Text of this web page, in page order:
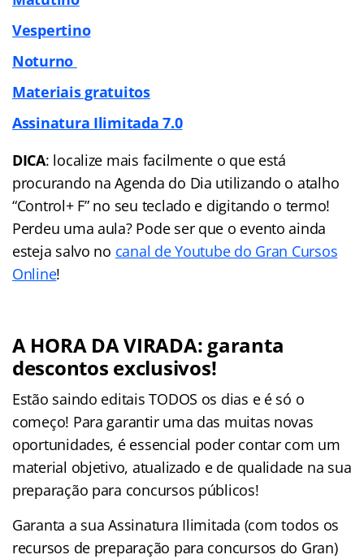
Vespertino
Noturno
Materiais gratuitos
Assinatura Ilimitada 7.0
DICA: localize mais facilmente o que está
procurando na Agenda do Dia utilizando o atalho
“Control+ F” no seu teclado e digitando o termo!
Perdeu uma aula? Pode ser que o evento ainda
esteja salvo no canal de Youtube do Gran Cursos
Online!
A HORA DA VIRADA: garanta
descontos exclusivos!
Estão saindo editais TODOS os dias e é só o
começo! Para garantir uma das muitas novas
oportunidades, é essencial poder contar com um
material objetivo, atualizado e de qualidade na sua
preparação para concursos públicos!
Garanta a sua Assinatura Ilimitada (com todos os
recursos de preparação para concursos do Gran)